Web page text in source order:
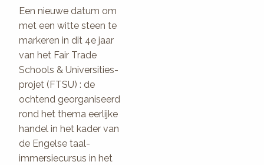
Een nieuwe datum om
met een witte steen te
markeren in dit 4e jaar
van het Fair Trade
Schools & Universities-
projet (FTSU) : de
ochtend georganiseerd
rond het thema eerlijke
handel in het kader van
de Engelse taal-
immersiecursus in het